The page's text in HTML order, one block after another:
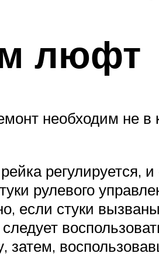
люфт
необходим не
регулируется,
рулевого
если стуки
затем,